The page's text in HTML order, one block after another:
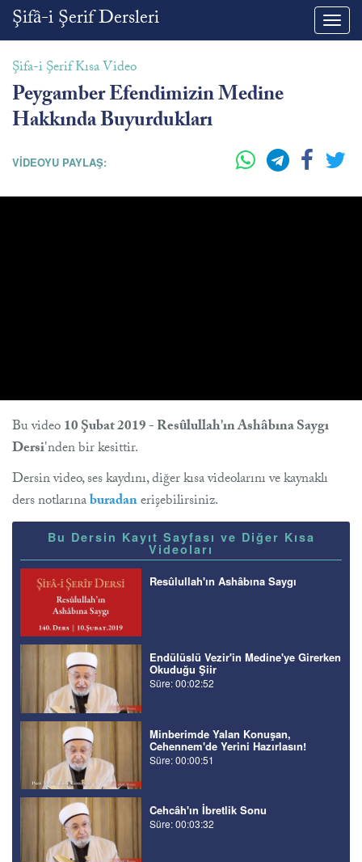
Şifâ-i Şerif Dersleri
Şifa-i Şerif Kısa Video
Peygamber Efendimizin Medine
Hakkında Buyurdukları
VİDEOYU PAYLAŞ:
Bu video10 Şubat 2019 - Resûlullah'ın Ashâbına Saygı
Dersi'nden bir kesittir.
Dersin video, ses kaydını, diğer kısa videolarını ve kaynaklı
ders notlarınaburadanerişebilirsiniz.
Bu Dersin Kayıt Sayfası ve Diğer Kısa
Videoları
Resûlullah'ın Ashâbına Saygı
Endülüslü Vezir'in Medine'ye Girerken
Okuduğu Şiir
Süre: 00:02:52
Minberimde Yalan Konuşan,
Cehennem'de Yerini Hazırlasın!
Süre: 00:00:51
Cehcâh'ın İbretlik Sonu
Süre: 00:03:32